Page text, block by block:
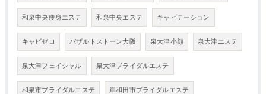
和泉中央痩身エステ 和泉中央エステ キャビテーション
キャビゼロ バザルトストーン大阪 泉大津小顔 泉大津エステ
泉大津フェイシャル 泉大津ブライダルエステ
和泉市ブライダルエステ 岸和田市ブライダルエステ